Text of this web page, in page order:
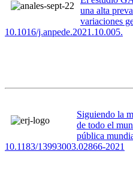
una alta
variaciones
10.1016/j.anpede.2021.10.005.
Siguiendo la
de todo el
pública
10.1183/13993003.02866-2021